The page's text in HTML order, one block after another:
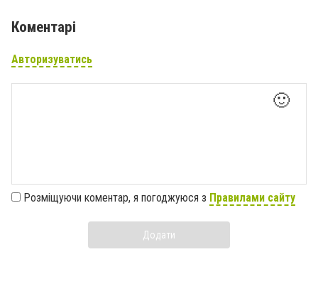
Коментарі
Авторизуватись
🙂
Розміщуючи коментар, я погоджуюся з Правилами сайту
Додати